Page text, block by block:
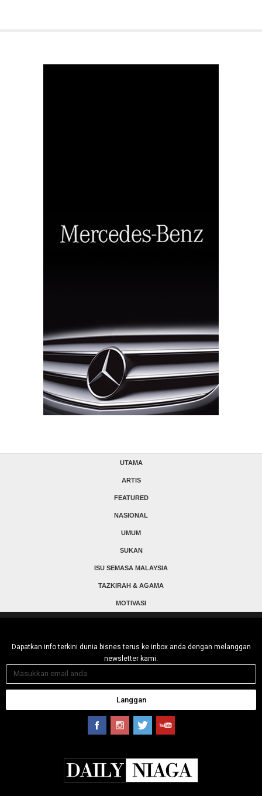
UTAMA
ARTIS
FEATURED
NASIONAL
UMUM
SUKAN
ISU SEMASA MALAYSIA
TAZKIRAH & AGAMA
MOTIVASI
Dapatkan info terkini dunia bisnes terus ke inbox anda dengan melanggan
newsletter kami.
Langgan